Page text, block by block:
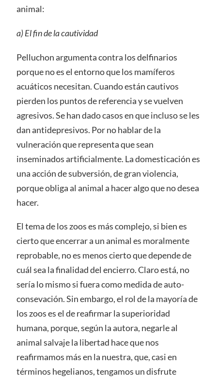
animal:
a) El fin de la cautividad
Pelluchon argumenta contra los delfinarios
porque no es el entorno que los mamíferos
acuáticos necesitan. Cuando están cautivos
pierden los puntos de referencia y se vuelven
agresivos. Se han dado casos en que incluso se les
dan antidepresivos. Por no hablar de la
vulneración que representa que sean
inseminados artificialmente. La domesticación es
una acción de subversión, de gran violencia,
porque obliga al animal a hacer algo que no desea
hacer.
El tema de los zoos es más complejo, si bien es
cierto que encerrar a un animal es moralmente
reprobable, no es menos cierto que depende de
cuál sea la finalidad del encierro. Claro está, no
sería lo mismo si fuera como medida de auto-
consevación. Sin embargo, el rol de la mayoría de
los zoos es el de reafirmar la superioridad
humana, porque, según la autora, negarle al
animal salvaje la libertad hace que nos
reafirmamos más en la nuestra, que, casi en
términos hegelianos, tengamos un disfrute